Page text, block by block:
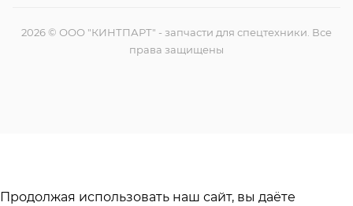
2026 © ООО "КИНТПАРТ" - запчасти для спецтехники. Все
права защищены
Продолжая использовать наш сайт, вы даёте